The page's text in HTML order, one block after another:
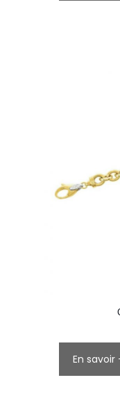
En savoir